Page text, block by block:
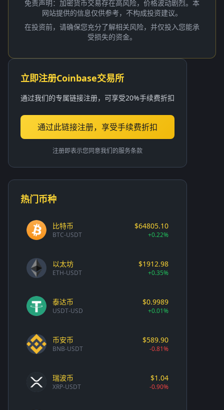
免责声明：加密货币交易存在高风险，价格波动剧烈。本
网站提供的信息仅供参考，不构成投资建议。
在投资前，请确保您充分了解相关风险，并仅投入您能承
受损失的资金。
立即注册Coinbase交易所
通过我们的专属链接注册，可享受20%手续费折扣
通过此链接注册，享受手续费折扣
注册即表示您同意我们的服务条款
热门币种
比特币
BTC-USDT
$64805.10
+0.22%
以太坊
ETH-USDT
$1912.98
+0.35%
泰达币
USDT-USD
$0.9989
+0.01%
币安币
BNB-USDT
$589.90
-0.81%
瑞波币
XRP-USDT
$1.04
-0.90%